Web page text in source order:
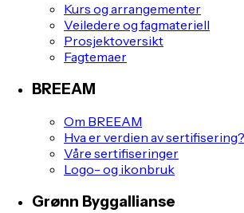
Kurs og arrangementer
Veiledere og fagmateriell
Prosjektoversikt
Fagtemaer
BREEAM
Om BREEAM
Hva er verdien av sertifisering?
Våre sertifiseringer
Logo- og ikonbruk
Grønn Byggallianse